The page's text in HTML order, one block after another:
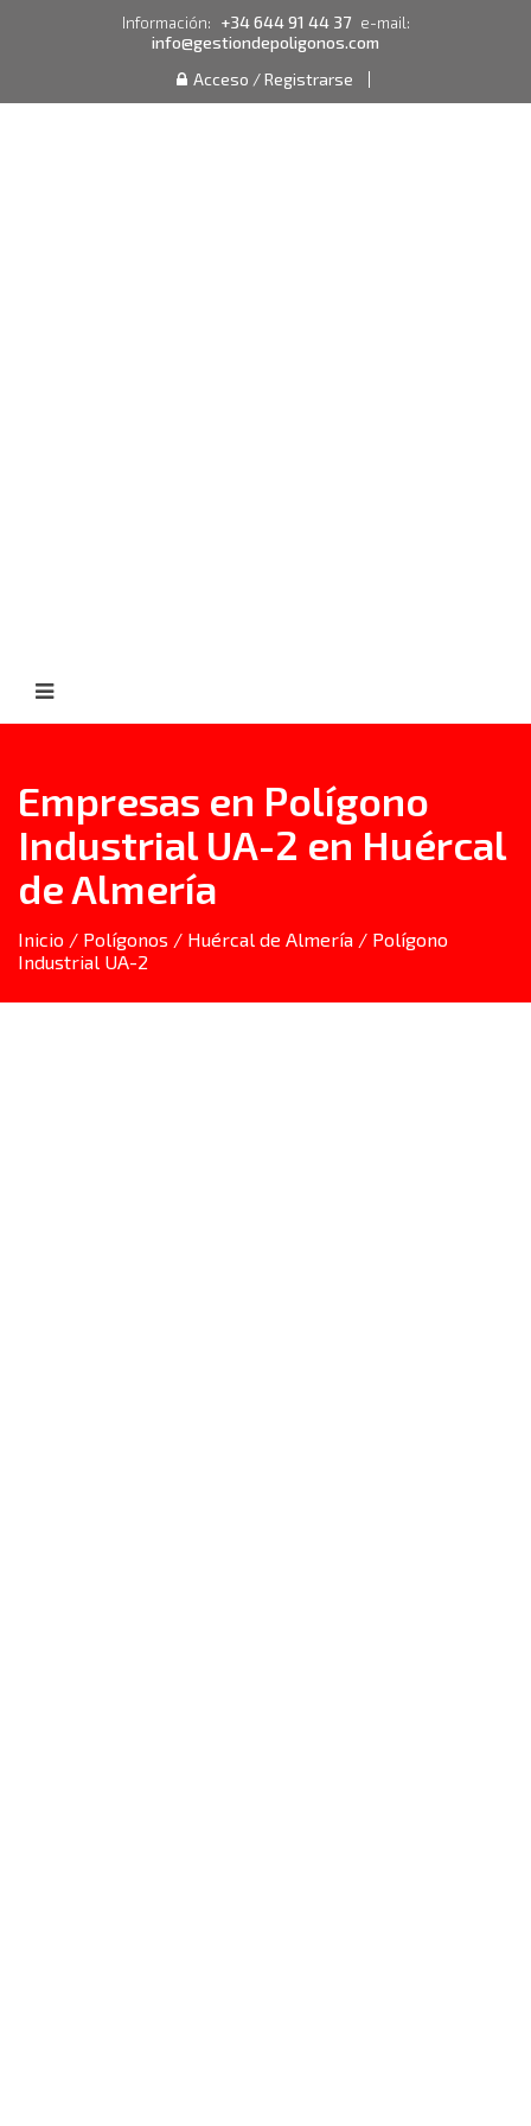
Información: +34 644 91 44 37 e-mail:
info@gestiondepoligonos.com
Acceso / Registrarse
Empresas en Polígono
Industrial UA-2 en Huércal
de Almería
Inicio / Polígonos / Huércal de Almería / Polígono
Industrial UA-2